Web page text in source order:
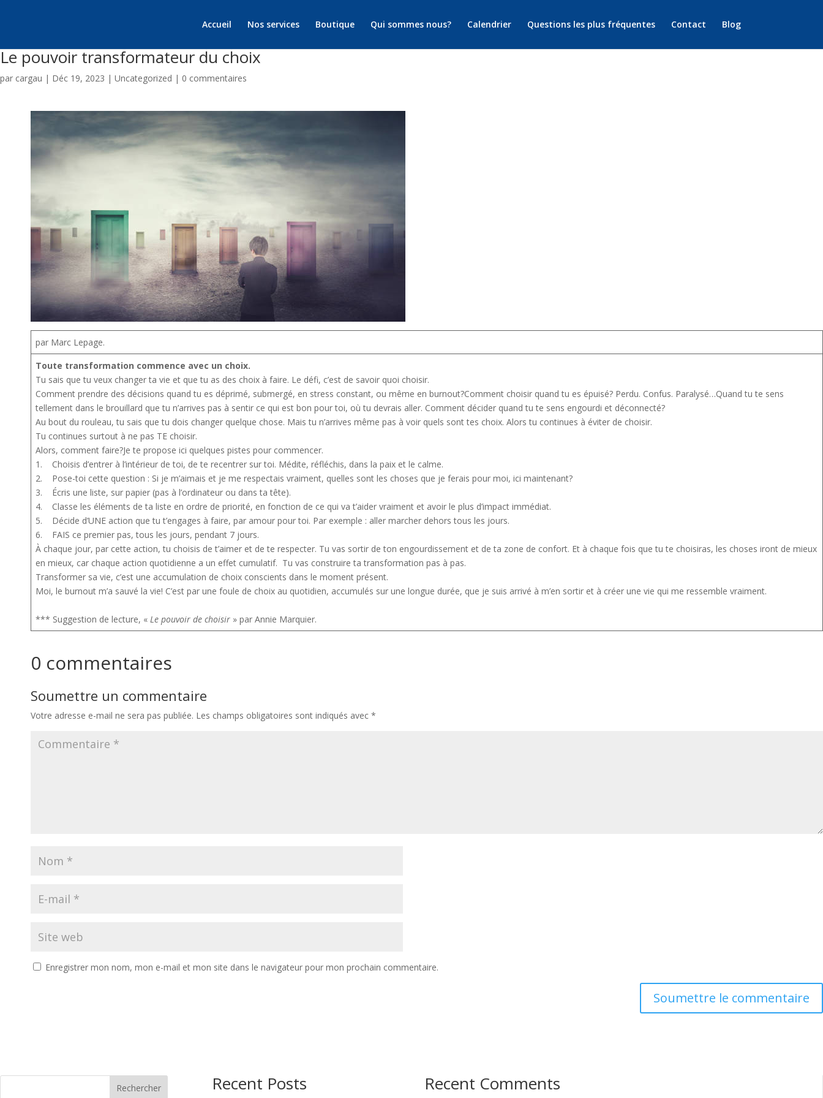
Accueil Nos services Boutique Qui sommes nous? Calendrier Questions les plus fréquentes Contact Blog
Le pouvoir transformateur du choix
par cargau | Déc 19, 2023 | Uncategorized | 0 commentaires
par Marc Lepage.
Toute transformation commence avec un choix.
Tu sais que tu veux changer ta vie et que tu as des choix à faire. Le défi, c’est de savoir quoi choisir.
Comment prendre des décisions quand tu es déprimé, submergé, en stress constant, ou même en burnout?Comment choisir quand tu es épuisé? Perdu. Confus. Paralysé…Quand tu te sens
tellement dans le brouillard que tu n’arrives pas à sentir ce qui est bon pour toi, où tu devrais aller. Comment décider quand tu te sens engourdi et déconnecté?
Au bout du rouleau, tu sais que tu dois changer quelque chose. Mais tu n’arrives même pas à voir quels sont tes choix. Alors tu continues à éviter de choisir.
Tu continues surtout à ne pas TE choisir.
Alors, comment faire?Je te propose ici quelques pistes pour commencer.
1. Choisis d’entrer à l’intérieur de toi, de te recentrer sur toi. Médite, réfléchis, dans la paix et le calme.
2. Pose-toi cette question : Si je m’aimais et je me respectais vraiment, quelles sont les choses que je ferais pour moi, ici maintenant?
3. Écris une liste, sur papier (pas à l’ordinateur ou dans ta tête).
4. Classe les éléments de ta liste en ordre de priorité, en fonction de ce qui va t’aider vraiment et avoir le plus d’impact immédiat.
5. Décide d’UNE action que tu t’engages à faire, par amour pour toi. Par exemple : aller marcher dehors tous les jours.
6. FAIS ce premier pas, tous les jours, pendant 7 jours.
À chaque jour, par cette action, tu choisis de t’aimer et de te respecter. Tu vas sortir de ton engourdissement et de ta zone de confort. Et à chaque fois que tu te choisiras, les choses iront de mieux
en mieux, car chaque action quotidienne a un effet cumulatif. Tu vas construire ta transformation pas à pas.
Transformer sa vie, c’est une accumulation de choix conscients dans le moment présent.
Moi, le burnout m’a sauvé la vie! C’est par une foule de choix au quotidien, accumulés sur une longue durée, que je suis arrivé à m’en sortir et à créer une vie qui me ressemble vraiment.
*** Suggestion de lecture, « Le pouvoir de choisir » par Annie Marquier.
0 commentaires
Soumettre un commentaire
Votre adresse e-mail ne sera pas publiée. Les champs obligatoires sont indiqués avec *
Enregistrer mon nom, mon e-mail et mon site dans le navigateur pour mon prochain commentaire.
Soumettre le commentaire
Rechercher Recent Posts Recent Comments